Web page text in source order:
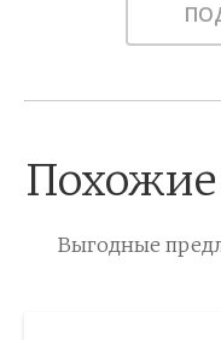
Выгодные